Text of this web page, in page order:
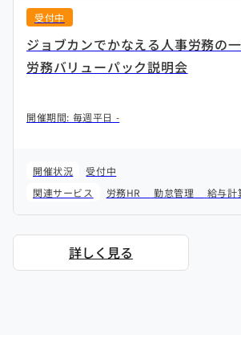
受付中
ジョブカンでかなえる人事労務の
労務バリューパック説明会
開催期間: 毎週平日 -
開催状況
受付中
関連サービス
労務HR 勤怠管理 給与計
詳しく見る